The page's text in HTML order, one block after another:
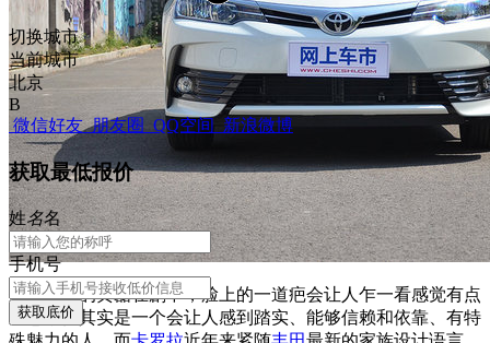
饰演老板的黄磊在剧中，脸上的一道疤会让人乍一看感觉有点
凶恶，但其实是一个会让人感到踏实、能够信赖和依靠、有特
切换城市
当前城市
北京
B
微信好友 朋友圈 QQ空间 新浪微博
获取最低报价
姓名名
手机号
获取底价